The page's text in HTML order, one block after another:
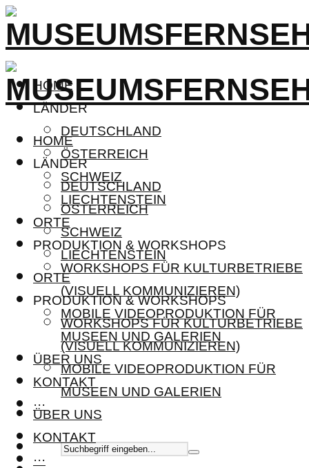
HOME
LÄNDER
DEUTSCHLAND
ÖSTERREICH
SCHWEIZ
LIECHTENSTEIN
ORTE
PRODUKTION & WORKSHOPS
WORKSHOPS FÜR KULTURBETRIEBE
(VISUELL KOMMUNIZIEREN)
MOBILE VIDEOPRODUKTION FÜR
MUSEEN UND GALERIEN
ÜBER UNS
KONTAKT
···
HOME
LÄNDER
DEUTSCHLAND
ÖSTERREICH
SCHWEIZ
LIECHTENSTEIN
ORTE
PRODUKTION & WORKSHOPS
WORKSHOPS FÜR KULTURBETRIEBE
(VISUELL KOMMUNIZIEREN)
MOBILE VIDEOPRODUKTION FÜR
MUSEEN UND GALERIEN
ÜBER UNS
KONTAKT
···